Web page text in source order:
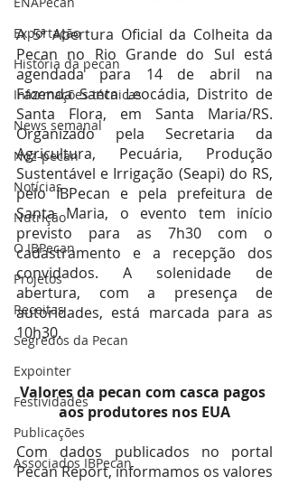
Exportação
História da pecan
Informações técnicas
News semanal
Noz-pecan
Notícias
Nutrição
O IBPecan
Projetos
Receitas
Segredos da Pecan
Expointer
Festividades
Publicações
Associados IBPecan
A 5ª Abertura Oficial da Colheita da
Pecan no Rio Grande do Sul está
agendada para 14 de abril na
Fazenda Santa Leocádia, Distrito de
Santa Flora, em Santa Maria/RS.
Organizado pela Secretaria da
Agricultura, Pecuária, Produção
Sustentável e Irrigação (Seapi) do RS,
pelo IBPecan e pela prefeitura de
Santa Maria, o evento tem início
previsto para as 7h30 com o
cadastramento e a recepção dos
convidados. A solenidade de
abertura, com a presença de
autoridades, está marcada para as
10h30.
Valores da pecan com casca pagos
aos produtores nos EUA
Com dados publicados no portal
Pecan Report, informamos os valores